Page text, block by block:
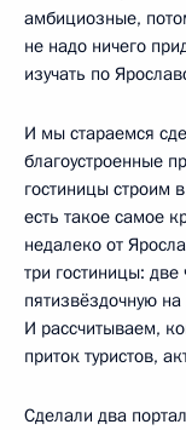
амбициозные,
не надо ничего
изучать по
И мы стараемся
благоустроенные
гостиницы строим
есть такое самое
недалеко от
три гостиницы:
пятизвёздочную
И рассчитываем,
приток туристов,
Сделали два